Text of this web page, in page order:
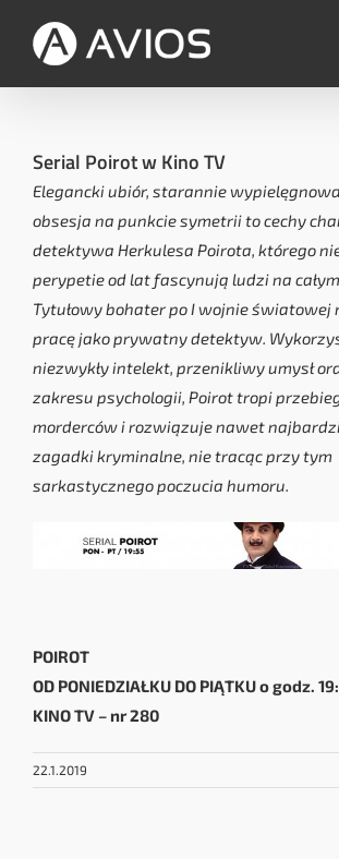
zawartości
Serial Poirot w Kino TV
Elegancki ubiór, starannie
obsesja na punkcie symetrii to cechy
detektywa Herkulesa Poirota, którego
perypetie od lat fascynują ludzi na
Tytułowy bohater po I wojnie światowej
pracę jako prywatny detektyw.
niezwykły intelekt, przenikliwy umysł
zakresu psychologii, Poirot tropi
morderców i rozwiązuje nawet
zagadki kryminalne, nie tracąc przy tym
sarkastycznego poczucia humoru.
POIROT
OD PONIEDZIAŁKU DO PIĄTKU o godz.
KINO TV – nr 280
22.1.2019